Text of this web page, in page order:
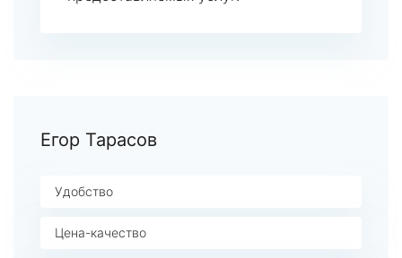
Егор Тарасов
Удобство
Цена-качество